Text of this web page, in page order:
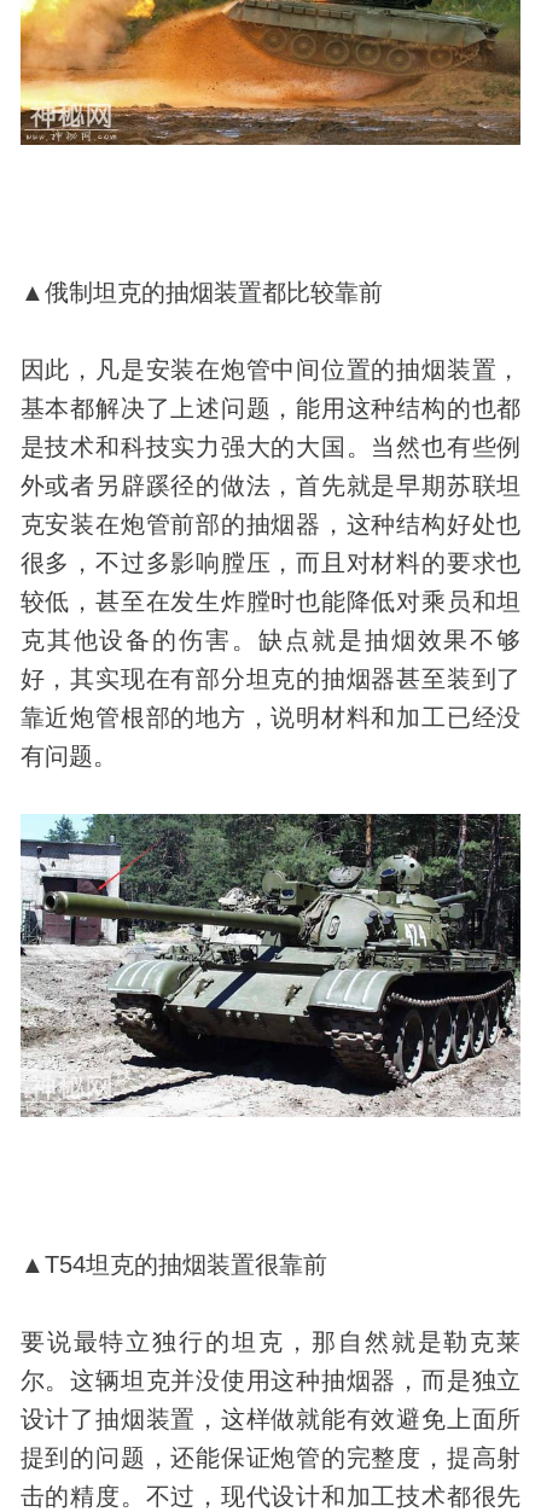
▲俄制坦克的抽烟装置都比较靠前
因此，凡是安装在炮管中间位置的抽烟装置，
基本都解决了上述问题，能用这种结构的也都
是技术和科技实力强大的大国。当然也有些例
外或者另辟蹊径的做法，首先就是早期苏联坦
克安装在炮管前部的抽烟器，这种结构好处也
很多，不过多影响膛压，而且对材料的要求也
较低，甚至在发生炸膛时也能降低对乘员和坦
克其他设备的伤害。缺点就是抽烟效果不够
好，其实现在有部分坦克的抽烟器甚至装到了
靠近炮管根部的地方，说明材料和加工已经没
有问题。
▲T54坦克的抽烟装置很靠前
要说最特立独行的坦克，那自然就是勒克莱
尔。这辆坦克并没使用这种抽烟器，而是独立
设计了抽烟装置，这样做就能有效避免上面所
提到的问题，还能保证炮管的完整度，提高射
击的精度。不过，现代设计和加工技术都很先